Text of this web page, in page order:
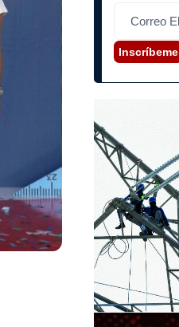
Inscríbeme